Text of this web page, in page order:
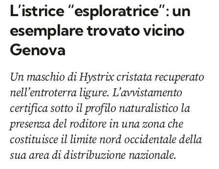
L’istrice “esploratrice”: un
esemplare trovato vicino
Genova
Un maschio di Hystrix cristata recuperato
nell’entroterra ligure. L’avvistamento
certifica sotto il profilo naturalistico la
presenza del roditore in una zona che
costituisce il limite nord occidentale della
sua area di distribuzione nazionale.